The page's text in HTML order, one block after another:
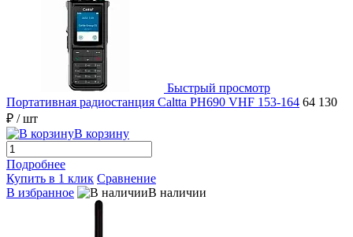
Быстрый просмотр
Портативная радиостанция Caltta PH690 VHF 153-164 64 130
₽ / шт
В корзину
Подробнее
Купить в 1 клик Сравнение
В избранное
В наличии